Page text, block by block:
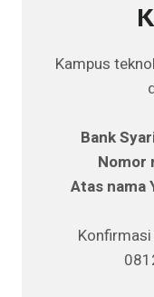
Kampus
Bank
Nomor
Atas nama